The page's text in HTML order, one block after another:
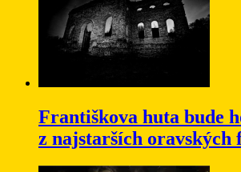
Františkova huta bude
z najstarších oravských